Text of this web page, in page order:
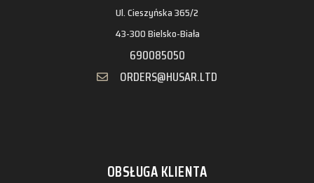
Ul. Cieszyńska 365/2
43-300 Bielsko-Biała
690085050
ORDERS@HUSAR.LTD
OBSŁUGA KLIENTA